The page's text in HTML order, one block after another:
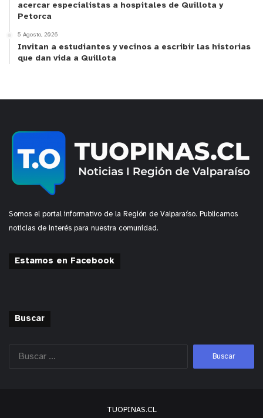
acercar especialistas a hospitales de Quillota y
Petorca
5 Agosto, 2026
Invitan a estudiantes y vecinos a escribir las historias
que dan vida a Quillota
Somos el portal informativo de la Región de Valparaíso. Publicamos
noticias de interés para nuestra comunidad.
Estamos en Facebook
Buscar
TUOPINAS.CL